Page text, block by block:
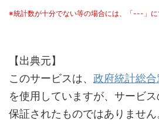
※統計数が十分でない等の場合には、「---」に
【出典元】
このサービスは、 政府統計総
を使用していますが、サービ
保証されたものではありません